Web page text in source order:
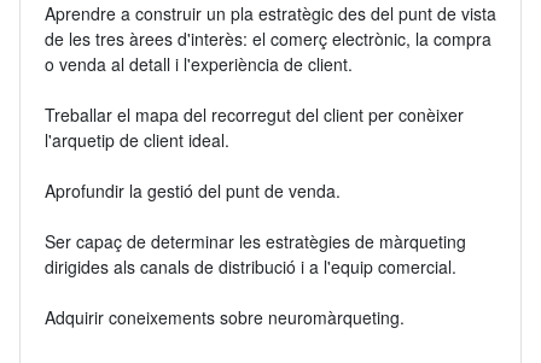
Aprendre a construir un pla estratègic des del punt de vista
de les tres àrees d'interès: el comerç electrònic, la compra
o venda al detall i l'experiència de client.
Treballar el mapa del recorregut del client per conèixer
l'arquetip de client ideal.
Aprofundir la gestió del punt de venda.
Ser capaç de determinar les estratègies de màrqueting
dirigides als canals de distribució i a l'equip comercial.
Adquirir coneixements sobre neuromàrqueting.